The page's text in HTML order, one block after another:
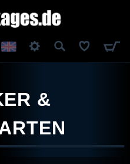
REGISTRIEREN
&